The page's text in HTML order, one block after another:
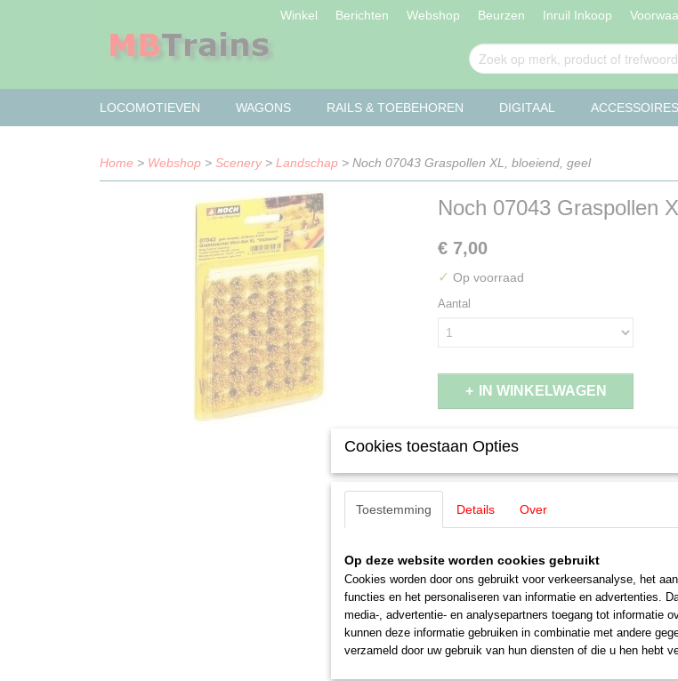
Winkel Berichten Webshop Beurzen Inruil Inkoop
LOCOMOTIEVEN WAGONS RAILS & TOEBEHOREN DIGITAAL ACCESSOIRES
Home > Webshop > Scenery> Landschap > Noch 07043 Graspollen XL, bloeiend, geel
Noch 07043 Graspollen
€ 7,00
✓ Op voorraad
Aantal
IN WINKELWAGEN
Specificaties
EAN code
Staat
Omschrijving
Noch 07043
Vegetatie G,0,H0,TT,N,Z
Noch graspollen maken natuurlijke
worden eenvoudig verwijders en met lijm
bloembedden. Zo kunnen landschappen
Cookies toestaan Opties
Toestemming Details Over
Op deze website worden cookies gebruikt
Cookies worden door ons gebruikt voor verkeersanalyse, het
functies en het personaliseren van informatie en advertenties.
media-, advertentie- en analysepartners toegang tot informatie
kunnen deze informatie gebruiken in combinatie met andere
verzameld door uw gebruik van hun diensten of die u hen hebt